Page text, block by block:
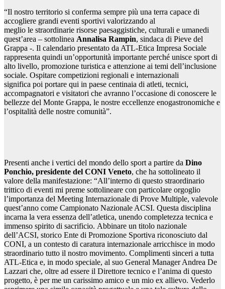
“Il nostro territorio si conferma sempre più una terra capace di
accogliere grandi eventi sportivi valorizzando al
meglio le straordinarie risorse paesaggistiche, culturali e umanedi
quest’area – sottolinea Annalisa Rampin, sindaca di Pieve del
Grappa -. Il calendario presentato da ATL-Etica Impresa Sociale
rappresenta quindi un’opportunità importante perché unisce sport di
alto livello, promozione turistica e attenzione ai temi dell’inclusione
sociale. Ospitare competizioni regionali e internazionali
significa poi portare qui in paese centinaia di atleti, tecnici,
accompagnatori e visitatori che avranno l’occasione di conoscere le
bellezze del Monte Grappa, le nostre eccellenze enogastronomiche e
l’ospitalità delle nostre comunità”.
Presenti anche i vertici del mondo dello sport a partire da Dino
Ponchio, presidente del CONI Veneto, che ha sottolineato il
valore della manifestazione: “All’interno di questo straordinario
trittico di eventi mi preme sottolineare con particolare orgoglio
l’importanza del Meeting Internazionale di Prove Multiple, valevole
quest’anno come Campionato Nazionale ACSI. Questa disciplina
incarna la vera essenza dell’atletica, unendo completezza tecnica e
immenso spirito di sacrificio. Abbinare un titolo nazionale
dell’ACSI, storico Ente di Promozione Sportiva riconosciuto dal
CONI, a un contesto di caratura internazionale arricchisce in modo
straordinario tutto il nostro movimento. Complimenti sinceri a tutta
ATL-Etica e, in modo speciale, al suo General Manager Andrea De
Lazzari che, oltre ad essere il Direttore tecnico e l’anima di questo
progetto, è per me un carissimo amico e un mio ex allievo. Vederlo